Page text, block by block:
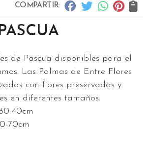
COMPARTIR:
de Pascua disponibles para el
Las Palmas de Entre Flores
con flores preservadas y
en diferentes tamaños.
40cm
70cm